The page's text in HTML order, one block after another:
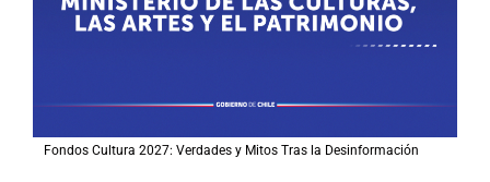
Fondos Cultura 2027: Verdades y Mitos Tras la Desinformación